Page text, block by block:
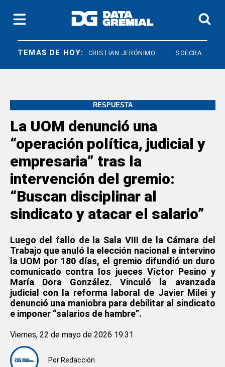
TEMAS DE HOY:
DIARCO CRISTIAN JERÓNIMO SOECRA
RESPUESTA
La UOM denunció una
“operación política, judicial y
empresaria” tras la
intervención del gremio:
“Buscan disciplinar al
sindicato y atacar el salario”
Luego del fallo de la Sala VIII de la Cámara del
Trabajo que anuló la elección nacional e intervino
la UOM por 180 días, el gremio difundió un duro
comunicado contra los jueces Víctor Pesino y
María Dora González. Vinculó la avanzada
judicial con la reforma laboral de Javier Milei y
denunció una maniobra para debilitar al sindicato
e imponer “salarios de hambre”.
Por Redacción
Viernes, 22 de mayo de 2026 19:31